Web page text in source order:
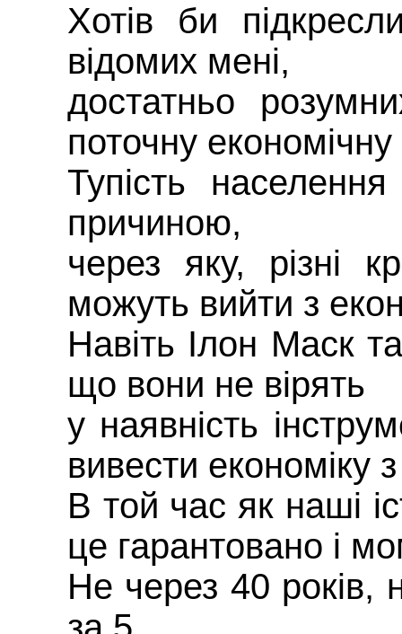
Хотів би
відомих мені,
достатньо
поточну економічну
Тупість
причиною,
через яку, різні
можуть вийти з
Навіть Ілон Маск
що вони не вірять
у наявність
вивести економіку
В той час як наші
це гарантовано і
Не через 40 років,